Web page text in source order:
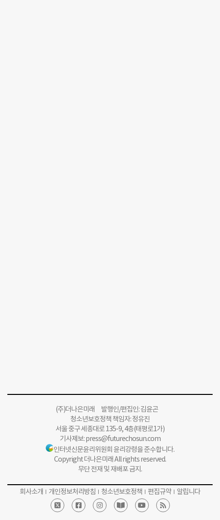
(주)더나은미래 발행인/편집인: 김윤곤
청소년보호정책 책임자: 정유진
서울 중구 세종대로 135-9, 4층(태평로1가)
기사제보:press@futurechosun.com
인터넷신문윤리위원회 윤리강령을 준수합니다.
Copyright 더나은미래 All rights reserved.
무단 전재 및 재배포 금지.
회사소개 개인정보처리방침 청소년보호정책 편집규약 알립니다